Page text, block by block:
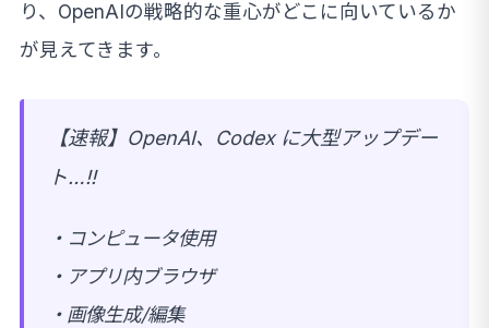
り、OpenAIの戦略的な重心がどこに向いているか
が見えてきます。
【速報】OpenAI、Codex に大型アップデー
ト…!!
・コンピュータ使用
・アプリ内ブラウザ
・画像生成/編集